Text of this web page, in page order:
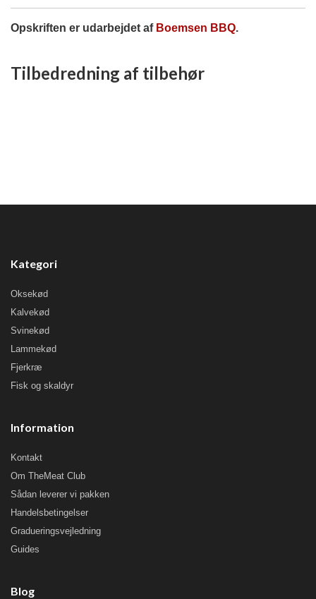
Opskriften er udarbejdet af Boemsen BBQ.
Tilbedredning af tilbehør
Kategori
Oksekød
Kalvekød
Svinekød
Lammekød
Fjerkræ
Fisk og skaldyr
Information
Kontakt
Om TheMeat Club
Sådan leverer vi pakken
Handelsbetingelser
Gradueringsvejledning
Guides
Blog